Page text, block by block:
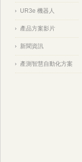
UR3e 機器人
產品方案影片
新聞資訊
產測智慧自動化方案